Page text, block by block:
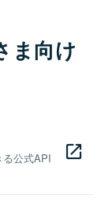
ま向け
公式API